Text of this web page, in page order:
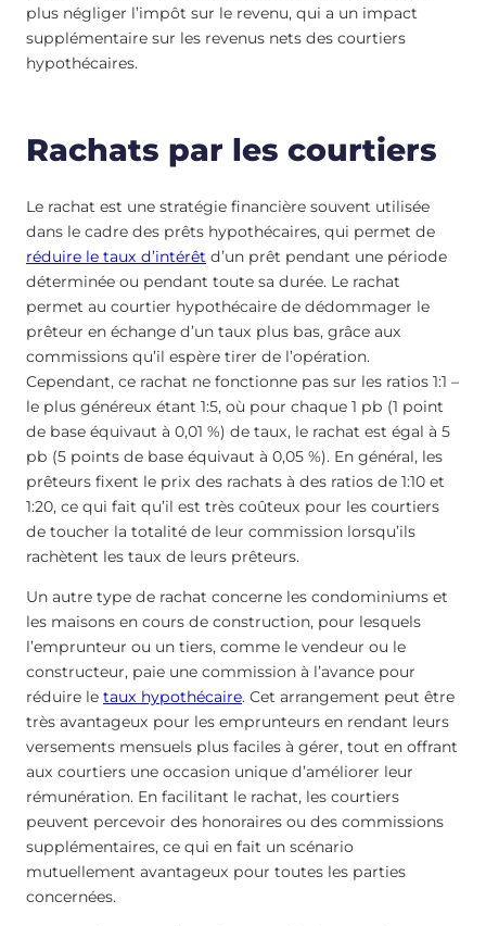
plus négliger l’impôt sur le revenu, qui a un impact
supplémentaire sur les revenus nets des courtiers
hypothécaires.
Rachats par les courtiers
Le rachat est une stratégie financière souvent utilisée
dans le cadre des prêts hypothécaires, qui permet de
réduire le taux d’intérêt d’un prêt pendant une période
déterminée ou pendant toute sa durée. Le rachat
permet au courtier hypothécaire de dédommager le
prêteur en échange d’un taux plus bas, grâce aux
commissions qu’il espère tirer de l’opération.
Cependant, ce rachat ne fonctionne pas sur les ratios 1:1 –
le plus généreux étant 1:5, où pour chaque 1 pb (1 point
de base équivaut à 0,01 %) de taux, le rachat est égal à 5
pb (5 points de base équivaut à 0,05 %). En général, les
prêteurs fixent le prix des rachats à des ratios de 1:10 et
1:20, ce qui fait qu’il est très coûteux pour les courtiers
de toucher la totalité de leur commission lorsqu’ils
rachètent les taux de leurs prêteurs.
Un autre type de rachat concerne les condominiums et
les maisons en cours de construction, pour lesquels
l’emprunteur ou un tiers, comme le vendeur ou le
constructeur, paie une commission à l’avance pour
réduire le taux hypothécaire. Cet arrangement peut être
très avantageux pour les emprunteurs en rendant leurs
versements mensuels plus faciles à gérer, tout en offrant
aux courtiers une occasion unique d’améliorer leur
rémunération. En facilitant le rachat, les courtiers
peuvent percevoir des honoraires ou des commissions
supplémentaires, ce qui en fait un scénario
mutuellement avantageux pour toutes les parties
concernées.